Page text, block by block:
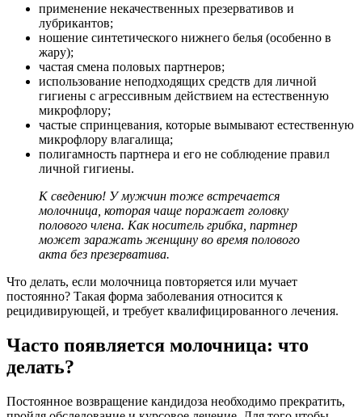
применение некачественных презервативов и
лубрикантов;
ношение синтетического нижнего белья (особенно в
жару);
частая смена половых партнеров;
использование неподходящих средств для личной
гигиены с агрессивным действием на естественную
микрофлору;
частые спринцевания, которые вымывают естественную
микрофлору влагалища;
полигамность партнера и его не соблюдение правил
личной гигиены.
К сведению! У мужчин тоже встречается
молочница, которая чаще поражает головку
полового члена. Как носитель грибка, партнер
может заражать женщину во время полового
акта без презерватива.
Что делать, если молочница повторяется или мучает
постоянно? Такая форма заболевания относится к
рецидивирующей, и требует квалифицированного лечения.
Часто появляется молочница: что
делать?
Постоянное возвращение кандидоза необходимо прекратить,